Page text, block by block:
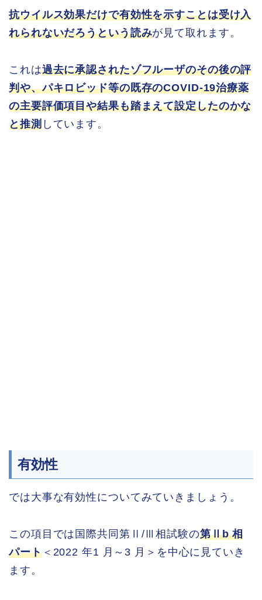
抗ウイルス効果だけで有効性を示すことは受け入
れられないだろうという読みが見て取れます。
これは過去に承認されたゾフルーザのその後の評
判や、パキロビッド等の既存のCOVID-19治療薬
の主要評価項目や結果も踏まえて設定したのかな
と推測しています。
有効性
では大事な有効性についてみていきましょう。
この項目では国際共同第Ⅱ/Ⅲ相試験の第Ⅱb 相
パート＜2022 年1 月～3 月＞を中心に見ていき
ます。